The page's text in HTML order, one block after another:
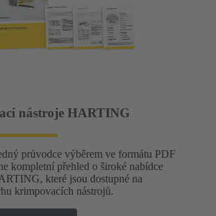
nástroje HARTING
průvodce výběrem ve formátu PDF
kompletní přehled o široké nabídce
které jsou dostupné na
krimpovacích nástrojů.